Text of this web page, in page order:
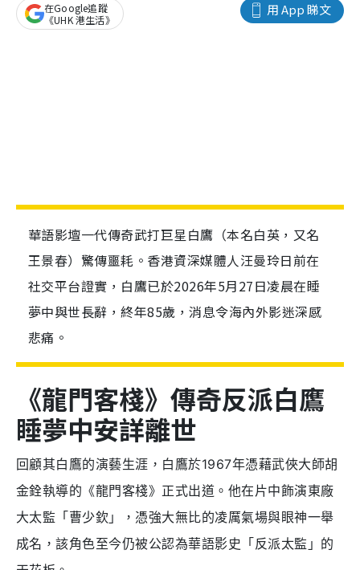
用 App 睇文
在Google追蹤
《UHK 港生活》
華語影壇一代傳奇武打巨星白鷹（本名白英，又名
王景春）驚傳噩耗。香港資深媒體人汪曼玲日前在
社交平台證實，白鷹已於2026年5月27日凌晨在睡
夢中與世長辭，終年85歲，消息令海內外影迷深感
悲痛。
《龍門客棧》傳奇反派白鷹
睡夢中安詳離世
回顧其白鷹的演藝生涯，白鷹於1967年憑藉武俠大師胡
金銓執導的《龍門客棧》正式出道。他在片中飾演東廠
大太監「曹少欽」，憑強大無比的凌厲氣場與眼神一舉
成名，該角色至今仍被公認為華語影史「反派太監」的